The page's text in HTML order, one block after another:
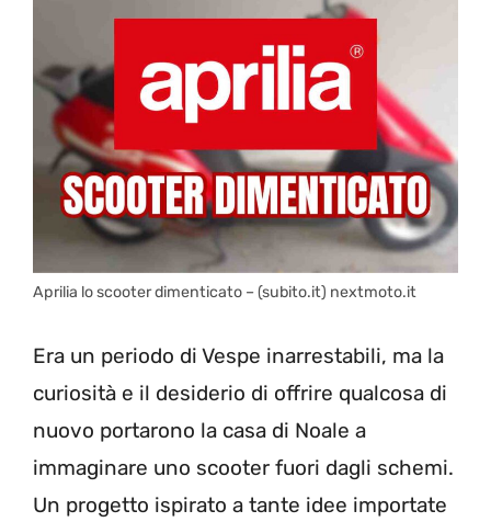
Aprilia lo scooter dimenticato – (subito.it) nextmoto.it
Era un periodo di Vespe inarrestabili, ma la
curiosità e il desiderio di offrire qualcosa di
nuovo portarono la casa di Noale a
immaginare uno scooter fuori dagli schemi.
Un progetto ispirato a tante idee importate